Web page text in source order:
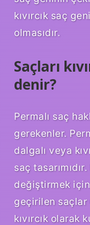
kıvırcık saç
olmasıdır.
Saçları
denir?
Permalı saç
gerekenler.
dalgalı veya
saç
değiştirmek
geçirilen saçlar
kıvırcık olarak